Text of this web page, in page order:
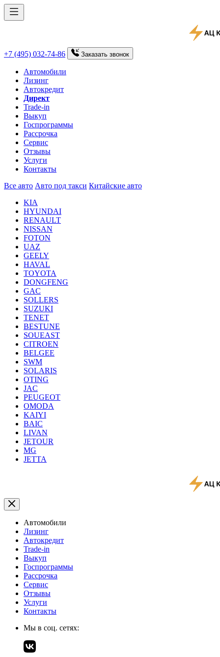
+7 (495) 032-74-86 Заказать звонок
Автомобили
Лизинг
Автокредит
Директ
Trade-in
Выкуп
Госпрограммы
Рассрочка
Сервис
Отзывы
Услуги
Контакты
Все авто Авто под такси Китайские авто
KIA
HYUNDAI
RENAULT
NISSAN
FOTON
UAZ
GEELY
HAVAL
TOYOTA
DONGFENG
GAC
SOLLERS
SUZUKI
TENET
BESTUNE
SOUEAST
CITROEN
BELGEE
SWM
SOLARIS
OTING
JAC
PEUGEOT
OMODA
KAIYI
BAIC
LIVAN
JETOUR
MG
JETTA
Автомобили
Лизинг
Автокредит
Trade-in
Выкуп
Госпрограммы
Рассрочка
Сервис
Отзывы
Услуги
Контакты
Мы в соц. сетях: